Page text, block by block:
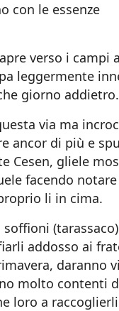
con le essenze
verso i campi
leggermente
giorno addietro.
via ma
ancor di più e
Cesen, gliele
facendo
li in cima.
addosso ai
daranno
molto contenti
loro a